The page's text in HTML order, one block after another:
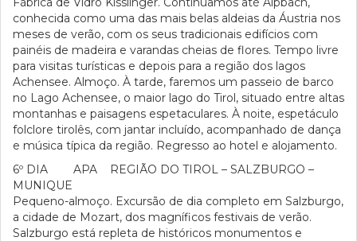
conhecida como uma das mais belas aldeias da Áustria nos
meses de verão, com os seus tradicionais edifícios com
painéis de madeira e varandas cheias de flores. Tempo livre
para visitas turísticas e depois para a região dos lagos
Achensee. Almoço. À tarde, faremos um passeio de barco
no Lago Achensee, o maior lago do Tirol, situado entre altas
montanhas e paisagens espetaculares. À noite, espetáculo
folclore tirolês, com jantar incluído, acompanhado de dança
e música típica da região. Regresso ao hotel e alojamento.
6º DIA APA REGIÃO DO TIROL – SALZBURGO –
MUNIQUE
Pequeno-almoço. Excursão de dia completo em Salzburgo,
a cidade de Mozart, dos magníficos festivais de verão.
Salzburgo está repleta de históricos monumentos e